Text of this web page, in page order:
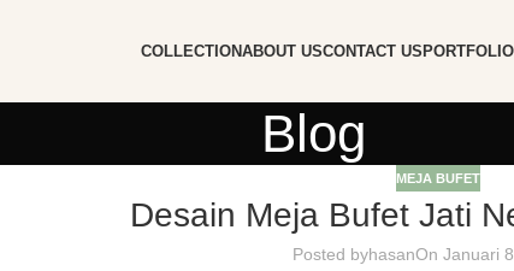
COLLECTIONABOUT USCONTACT US PORTFOLIO
Blog
MEJA BUFET
Desain Meja Bufet Jati
Posted byhasanOn Januari